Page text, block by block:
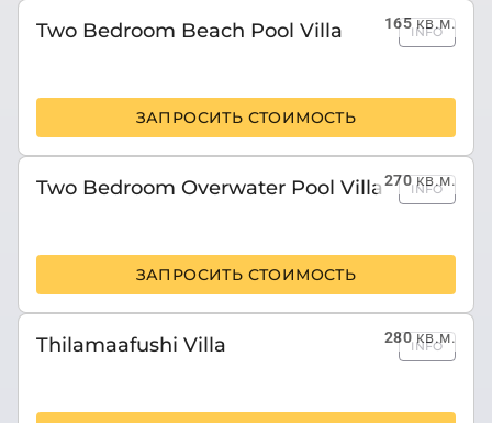
165кв.м.
Two Bedroom Beach Pool Villa INFO
ЗАПРОСИТЬ СТОИМОСТЬ
270кв.м.
Two Bedroom Overwater Pool Villa INFO
ЗАПРОСИТЬ СТОИМОСТЬ
280кв.м.
Thilamaafushi Villa INFO